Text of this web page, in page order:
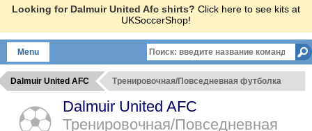
Looking for Dalmuir United Afc shirts? Click here to see kits at
UKSoccerShop!
Menu
Dalmuir United AFC Тренировочная/Повседневная футболка
Dalmuir United AFC
Тренировочная/Повседневная